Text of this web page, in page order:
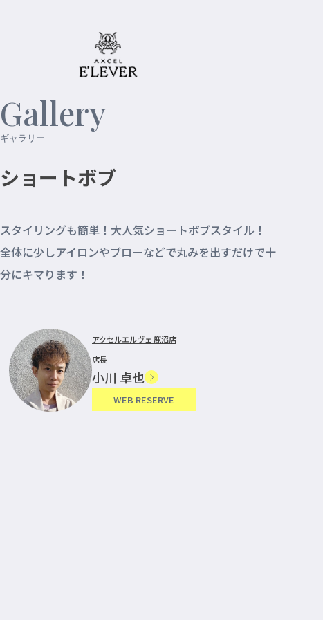
Gallery
ギャラリー
ショートボブ
スタイリングも簡単！大人気ショートボブスタイル！
全体に少しアイロンやブローなどで丸みを出すだけで十
分にキマります！
アクセルエルヴェ 鹿沼店
店長
小川 卓也
WEB RESERVE